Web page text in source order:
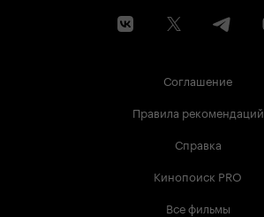
Соглашение
Правила рекомендаций
Справка
Кинопоиск PRO
Все фильмы